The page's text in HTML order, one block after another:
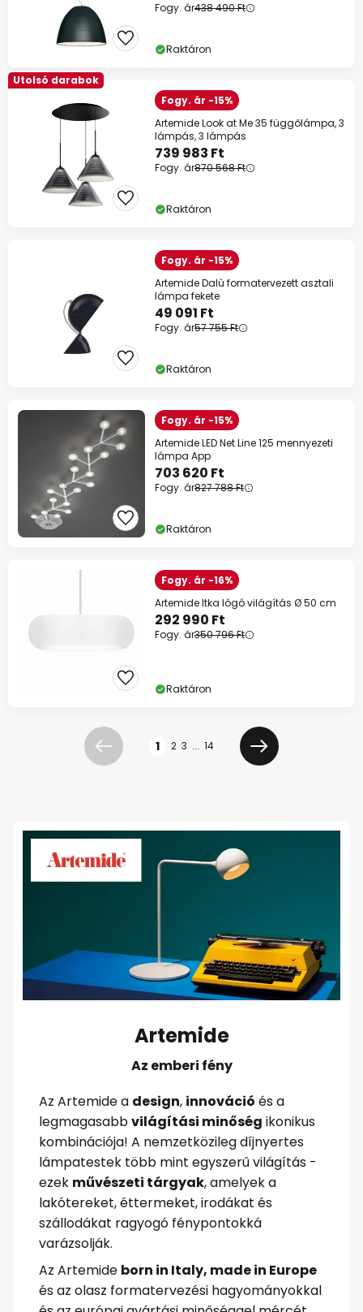
Fogy. ár438 490 Ft
Raktáron
Utolsó darabok
Fogy. ár -15%
Artemide Look at Me 35 függőlámpa, 3
lámpás, 3 lámpás
739 983 Ft
Fogy. ár870 568 Ft
Raktáron
Fogy. ár -15%
Artemide Dalù formatervezett asztali
lámpa fekete
49 091 Ft
Fogy. ár57 755 Ft
Raktáron
Fogy. ár -15%
Artemide LED Net Line 125 mennyezeti
lámpa App
703 620 Ft
Fogy. ár827 788 Ft
Raktáron
Fogy. ár -16%
Artemide Itka lógó világítás Ø 50 cm
292 990 Ft
Fogy. ár350 796 Ft
Raktáron
Előző 1 2 3 ... 14
Következő
Artemide
Az emberi fény
Az Artemide a design, innováció és a
legmagasabbvilágítási minőség ikonikus
kombinációja! A nemzetközileg díjnyertes
lámpatestek több mint egyszerű világítás -
ezek művészeti tárgyak, amelyek a
lakótereket, éttermeket, irodákat és
szállodákat ragyogó fénypontokká
varázsolják.
Az Artemide born in Italy, made in Europe
és az olasz formatervezési hagyományokkal